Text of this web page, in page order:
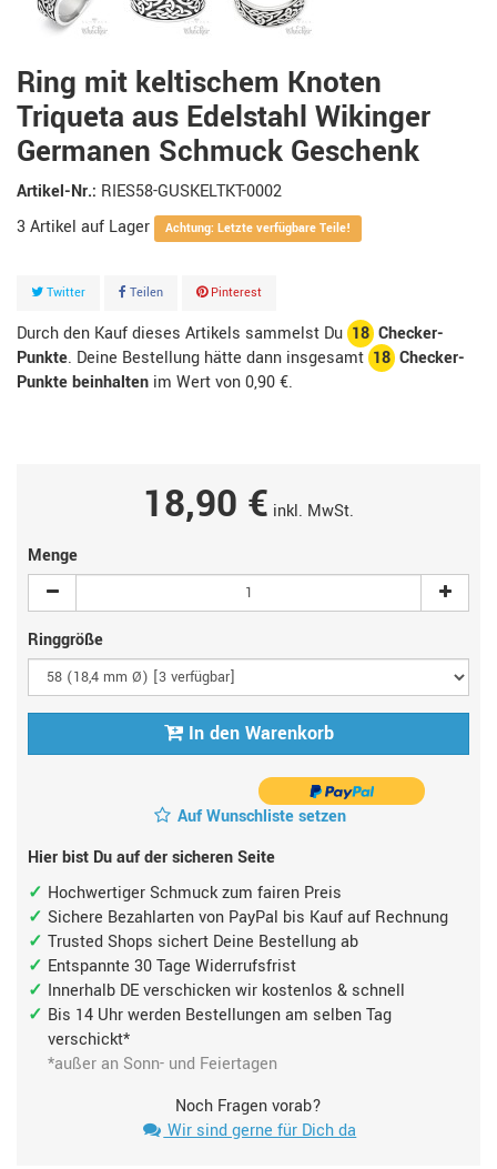
Ring mit keltischem Knoten
Triqueta aus Edelstahl Wikinger
Germanen Schmuck Geschenk
Artikel-Nr.: RIES58-GUSKELTKT-0002
3 Artikel Achtung: Letzte verfügbare Teile!
Twitter Teilen Pinterest
Durch den Kauf dieses Artikels sammelst Du 18 Checker-
Punkte. Deine Bestellung hätte dann insgesamt 18 Checker-
Punkte beinhalten im Wert von0,90 €.
18,90 € inkl. MwSt.
Menge
Ringgröße
In den Warenkorb
Auf Wunschliste setzen
Hier bist Du auf der sicheren Seite
Hochwertiger Schmuck zum fairen Preis
Sichere Bezahlarten von PayPal bis Kauf auf Rechnung
Trusted Shops sichert Deine Bestellung ab
Entspannte 30 Tage Widerrufsfrist
Innerhalb DE verschicken wir kostenlos & schnell
Bis 14 Uhr werden Bestellungen am selben Tag
verschickt*
*außer an Sonn- und Feiertagen
Noch Fragen vorab?
Wir sind gerne für Dich da